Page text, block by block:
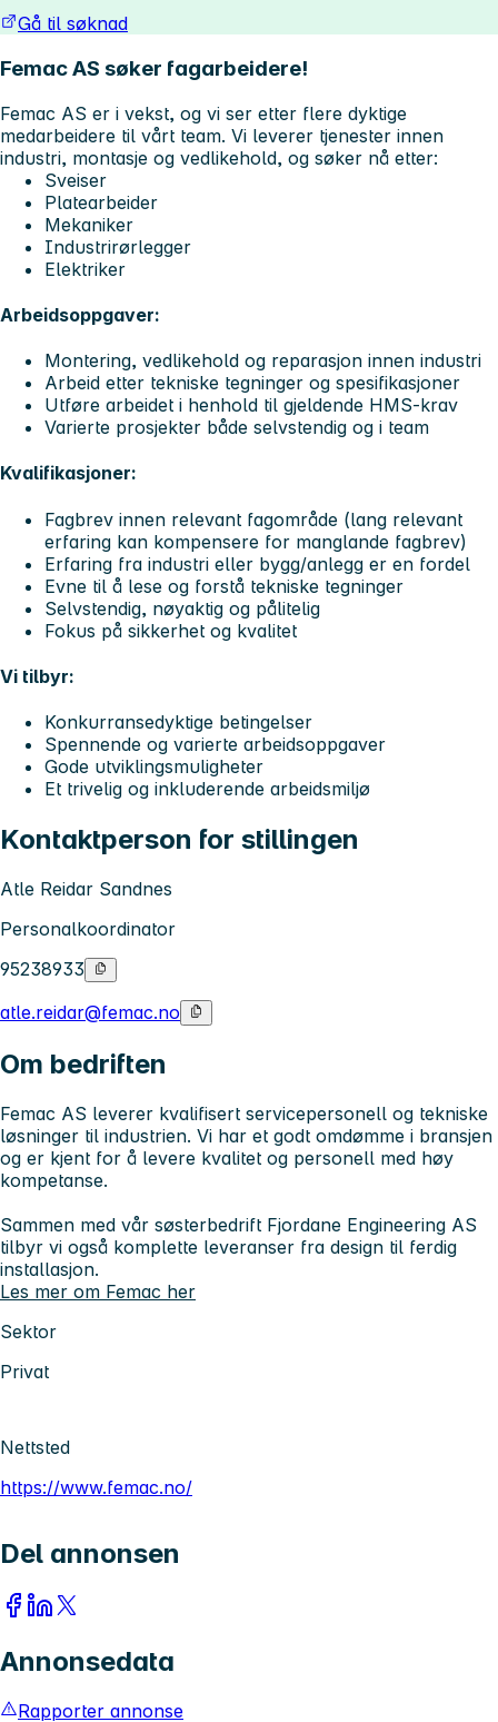
Gå til søknad
Femac AS søker fagarbeidere!
Femac AS er i vekst, og vi ser etter flere dyktige
medarbeidere til vårt team. Vi leverer tjenester innen
industri, montasje og vedlikehold, og søker nå etter:
Sveiser
Platearbeider
Mekaniker
Industrirørlegger
Elektriker
Arbeidsoppgaver:
Montering, vedlikehold og reparasjon innen industri
Arbeid etter tekniske tegninger og spesifikasjoner
Utføre arbeidet i henhold til gjeldende HMS-krav
Varierte prosjekter både selvstendig og i team
Kvalifikasjoner:
Fagbrev innen relevant fagområde (lang relevant
erfaring kan kompensere for manglande fagbrev)
Erfaring fra industri eller bygg/anlegg er en fordel
Evne til å lese og forstå tekniske tegninger
Selvstendig, nøyaktig og pålitelig
Fokus på sikkerhet og kvalitet
Vi tilbyr:
Konkurransedyktige betingelser
Spennende og varierte arbeidsoppgaver
Gode utviklingsmuligheter
Et trivelig og inkluderende arbeidsmiljø
Kontaktperson for stillingen
Atle Reidar Sandnes
Personalkoordinator
95238933
atle.reidar@femac.no
Om bedriften
Femac AS leverer kvalifisert servicepersonell og tekniske
løsninger til industrien. Vi har et godt omdømme i bransjen
og er kjent for å levere kvalitet og personell med høy
kompetanse.
Sammen med vår søsterbedrift Fjordane Engineering AS
tilbyr vi også komplette leveranser fra design til ferdig
installasjon.
Les mer om Femac her
Sektor
Privat
Nettsted
https://www.femac.no/
Del annonsen
Annonsedata
Rapporter annonse